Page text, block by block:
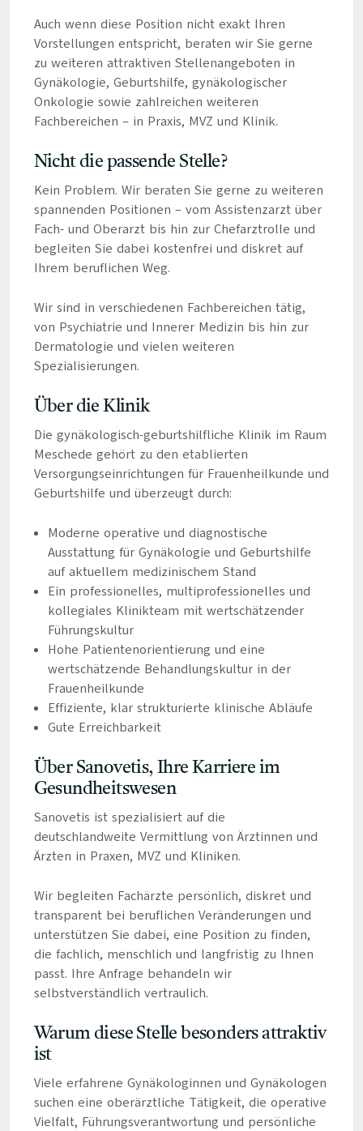
Auch wenn diese Position nicht exakt Ihren
Vorstellungen entspricht, beraten wir Sie gerne
zu weiteren attraktiven Stellenangeboten in
Gynäkologie, Geburtshilfe, gynäkologischer
Onkologie sowie zahlreichen weiteren
Fachbereichen – in Praxis, MVZ und Klinik.
Nicht die passende Stelle?
Kein Problem. Wir beraten Sie gerne zu weiteren
spannenden Positionen – vom Assistenzarzt über
Fach- und Oberarzt bis hin zur Chefarztrolle und
begleiten Sie dabei kostenfrei und diskret auf
Ihrem beruflichen Weg.
Wir sind in verschiedenen Fachbereichen tätig,
von Psychiatrie und Innerer Medizin bis hin zur
Dermatologie und vielen weiteren
Spezialisierungen.
Über die Klinik
Die gynäkologisch-geburtshilfliche Klinik im Raum
Meschede gehört zu den etablierten
Versorgungseinrichtungen für Frauenheilkunde und
Geburtshilfe und überzeugt durch:
Moderne operative und diagnostische
Ausstattung für Gynäkologie und Geburtshilfe
auf aktuellem medizinischem Stand
Ein professionelles, multiprofessionelles und
kollegiales Klinikteam mit wertschätzender
Führungskultur
Hohe Patientenorientierung und eine
wertschätzende Behandlungskultur in der
Frauenheilkunde
Effiziente, klar strukturierte klinische Abläufe
Gute Erreichbarkeit
Über Sanovetis, Ihre Karriere im
Gesundheitswesen
Sanovetis ist spezialisiert auf die
deutschlandweite Vermittlung von Ärztinnen und
Ärzten in Praxen, MVZ und Kliniken.
Wir begleiten Fachärzte persönlich, diskret und
transparent bei beruflichen Veränderungen und
unterstützen Sie dabei, eine Position zu finden,
die fachlich, menschlich und langfristig zu Ihnen
passt. Ihre Anfrage behandeln wir
selbstverständlich vertraulich.
Warum diese Stelle besonders attraktiv
ist
Viele erfahrene Gynäkologinnen und Gynäkologen
suchen eine oberärztliche Tätigkeit, die operative
Vielfalt, Führungsverantwortung und persönliche